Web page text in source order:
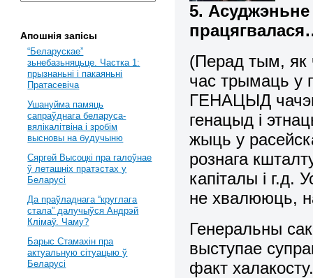
5.
(Перад тым, як
час трымаць у
ГЕНАЦЫД
генацыд і
жыць у
рознага
капіталы і г.д.
не хвалююць,
Генеральны
выступае
факт
Апошнія запісы
“Беларускае”
зьнебазьняцьце. Частка 1:
прызнаньні і пакаяньні
Пратасевіча
Ушануйма памяць
сапраўднага беларуса-
вялікалітвіна і зробім
высновы на будучыню
Сяргей Высоцкі пра галоўнае
ў леташніх пратэстах у
Беларусі
Да праўладнага “круглага
стала” далучыўся Андрэй
Клімаў. Чаму?
Барыс Стамахін пра
актуальную сітуацыю ў
Беларусі